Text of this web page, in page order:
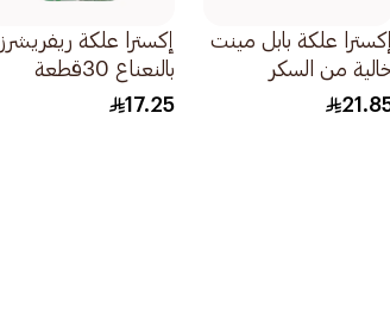
إكسترا علكة بابل مينت
من السكر
إكسترا علكة ريفريشرز
بالنعناع 30قطعة
17.25